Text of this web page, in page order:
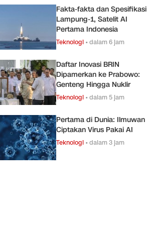
Fakta-fakta dan Spesifikasi
Lampung-1, Satelit AI
Pertama Indonesia
Teknologi •dalam 6 jam
Daftar Inovasi BRIN
Dipamerkan ke Prabowo:
Genteng Hingga Nuklir
Teknologi •dalam 5 jam
Pertama di Dunia: Ilmuwan
Ciptakan Virus Pakai AI
Teknologi •dalam 3 jam